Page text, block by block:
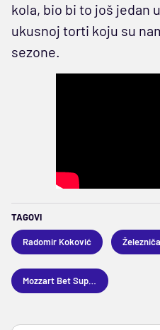
kola, bio bi to još jedan
ukusnoj torti koju su
sezone.
TAGOVI
Radomir Koković
Mozzart Bet Superliga